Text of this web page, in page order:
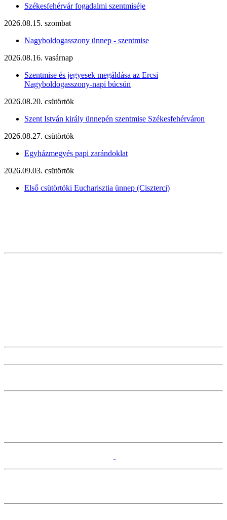
Székesfehérvár fogadalmi szentmiséje
2026.08.15. szombat
Nagyboldogasszony ünnep - szentmise
2026.08.16. vasárnap
Szentmise és jegyesek megáldása az Ercsi
Nagyboldogasszony-napi búcsún
2026.08.20. csütörtök
Szent István király ünnepén szentmise Székesfehérváron
2026.08.27. csütörtök
Egyházmegyés papi zarándoklat
2026.09.03. csütörtök
Első csütörtöki Eucharisztia ünnep (Ciszterci)